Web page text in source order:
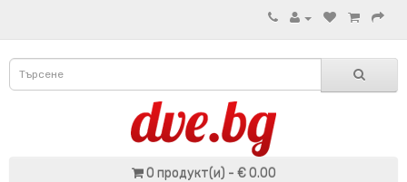
0 продукт(и) - € 0.00